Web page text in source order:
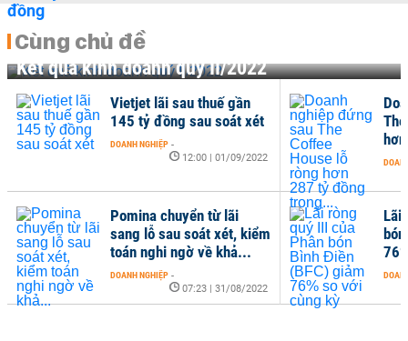
Cùng chủ đề
Kết quả kinh doanh quý II/2022
Lãi
Vietjet lãi sau thuế gần
145 tỷ đồng sau soát xét
DOANH NGHIỆP -
12:00 | 01/09/2022
Pomina chuyển từ lãi
sang lỗ sau soát xét, kiểm
toán nghi ngờ về khả...
DOANH NGHIỆP -
07:23 | 31/08/2022